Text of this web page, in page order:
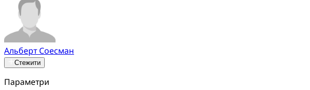
Альберт Соесман
Стежити
Параметри